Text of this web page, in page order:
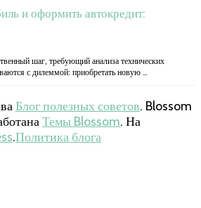
и оформить автокредит:
шаг, требующий анализа технических
с дилеммой: приобретать новую …
Блог полезных советов. Blossom
Темы Blossom. На
.Политика блога